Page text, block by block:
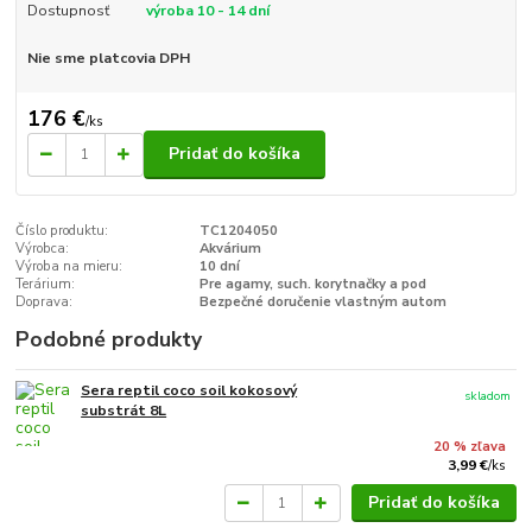
Dostupnosť výroba 10 - 14 dní
Nie sme platcovia DPH
176 €/ks
Pridať do košíka
Číslo produktu:
TC1204050
Výrobca:
Akvárium
Výroba na mieru:
10 dní
Terárium:
Pre agamy, such. korytnačky a pod
Doprava:
Bezpečné doručenie vlastným autom
Podobné produkty
Sera reptil coco soil kokosový
substrát 8L
20 % zľava
3,99 €/ks
skladom
Pridať do košíka